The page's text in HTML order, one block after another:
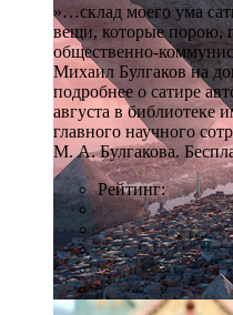
»…склад моего ума
вещи, которые порою,
общественно-
Михаил Булгаков на
подробнее о сатире
августа в библиотеке
главного научного
М. А. Булгакова.
Рейтинг: